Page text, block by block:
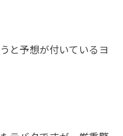
と予想が付いているヨ